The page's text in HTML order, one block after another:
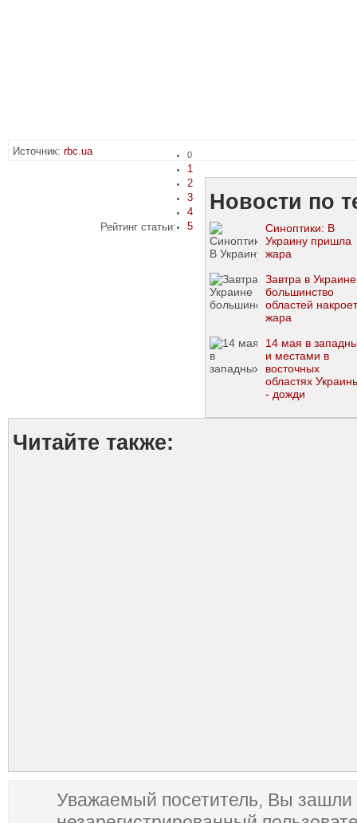
Источник: rbc.ua
Рейтинг статьи:
0
1
2
3
4
5
Новости по
Синоптики: В
Украину пришла
жара
Завтра в Украине
большинство
областей накроет
жара
14 мая в
и местами в
восточных
областях
- дожди
Читайте также:
Уважаемый посетитель, Вы зашли